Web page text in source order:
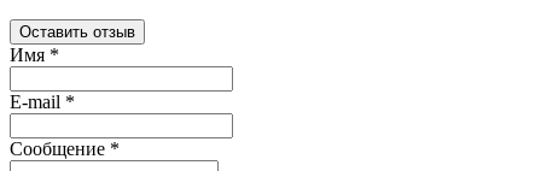
Оставить отзыв
Имя *
E-mail *
Сообщение *